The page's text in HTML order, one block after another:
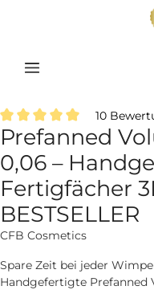
Durchschnittliche
10
Prefanned
0,06 –
Fertigfächer
BESTSELLER
CFB Cosmetics
Spare Zeit bei jeder
Handgefertigte Prefanned